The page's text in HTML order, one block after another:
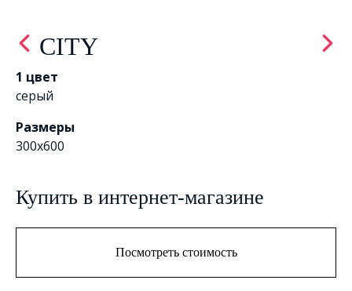
CITY
1 цвет
серый
Размеры
300x600
Купить в интернет-магазине
Посмотреть стоимость